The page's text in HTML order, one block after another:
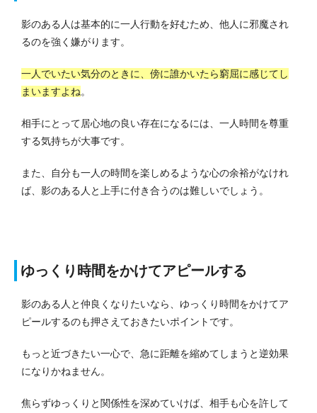
影のある人は基本的に一人行動を好むため、他人に邪魔され
るのを強く嫌がります。
一人でいたい気分のときに、傍に誰かいたら窮屈に感じてし
まいますよね。
相手にとって居心地の良い存在になるには、一人時間を尊重
する気持ちが大事です。
また、自分も一人の時間を楽しめるような心の余裕がなけれ
ば、影のある人と上手に付き合うのは難しいでしょう。
ゆっくり時間をかけてアピールする
影のある人と仲良くなりたいなら、ゆっくり時間をかけてア
ピールするのも押さえておきたいポイントです。
もっと近づきたい一心で、急に距離を縮めてしまうと逆効果
になりかねません。
焦らずゆっくりと関係性を深めていけば、相手も心を許して